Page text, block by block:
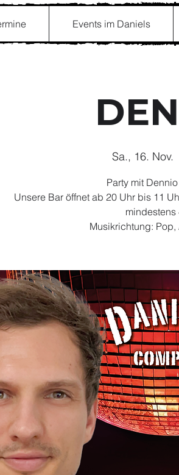
Events im Daniels
Sa., 16. Nov.
Party mit
Unsere Bar öffnet ab 20 Uhr bis 11
mindestens
Musikrichtung: